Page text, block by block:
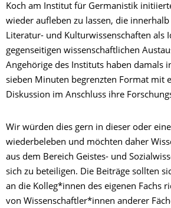
Koch am Institut für Germanistik
wieder aufleben zu lassen, die innerhalb
Literatur- und Kulturwissenschaften als
gegenseitigen wissenschaftlichen
Angehörige des Instituts haben damals
sieben Minuten begrenzten Format mit
Diskussion im Anschluss ihre
Wir würden dies gern in dieser oder
wiederbeleben und möchten daher
aus dem Bereich Geistes- und
sich zu beteiligen. Die Beiträge sollten
an die Kolleg*innen des eigenen Fachs
von Wissenschaftler*innen anderer